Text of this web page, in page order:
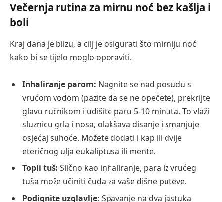
Večernja rutina za mirnu noć bez kašlja i
boli
Kraj dana je blizu, a cilj je osigurati što mirniju noć
kako bi se tijelo moglo oporaviti.
Inhaliranje parom: Nagnite se nad posudu s
vrućom vodom (pazite da se ne opečete), prekrijte
glavu ručnikom i udišite paru 5-10 minuta. To vlaži
sluznicu grla i nosa, olakšava disanje i smanjuje
osjećaj suhoće. Možete dodati i kap ili dvije
eteričnog ulja eukaliptusa ili mente.
Topli tuš: Slično kao inhaliranje, para iz vrućeg
tuša može učiniti čuda za vaše dišne puteve.
Podignite uzglavlje: Spavanje na dva jastuka